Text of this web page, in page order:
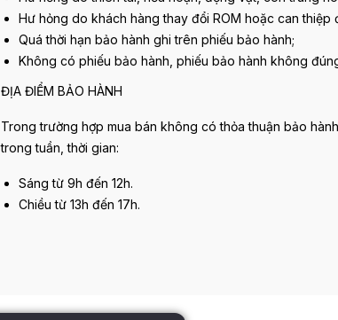
Hư hỏng do khách hàng thay đổi ROM hoặc can thiệp
Quá thời hạn bảo hành ghi trên phiếu bảo hành;
Không có phiếu bảo hành, phiếu bảo hành không
ĐỊA ĐIỂM BẢO HÀNH
Trong trường hợp mua bán không có thỏa thuận bảo
trong tuần, thời gian:
Sáng từ 9h đến 12h.
Chiều từ 13h đến 17h.